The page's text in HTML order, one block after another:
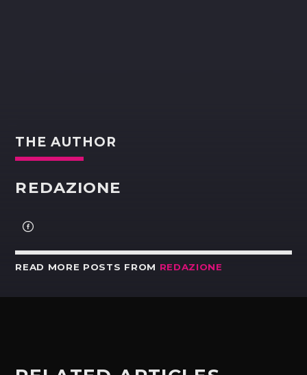
THE AUTHOR
REDAZIONE
READ MORE POSTS FROM REDAZIONE